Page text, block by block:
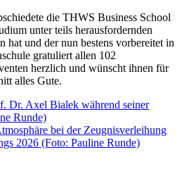
die THWS Business School
unter teils herausfordernden
hat und der nun bestens vorbereitet in
gratuliert allen 102
herzlich und wünscht ihnen für
alles Gute.